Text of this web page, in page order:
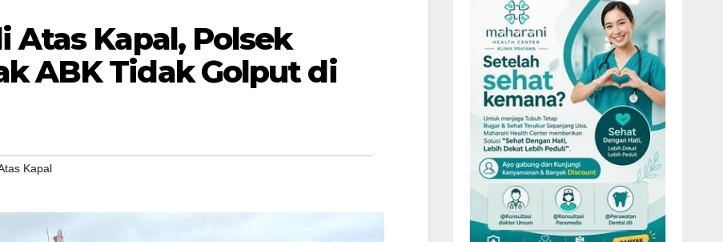
Atas Kapal, Polsek
ABK Tidak Golput di
Kapal